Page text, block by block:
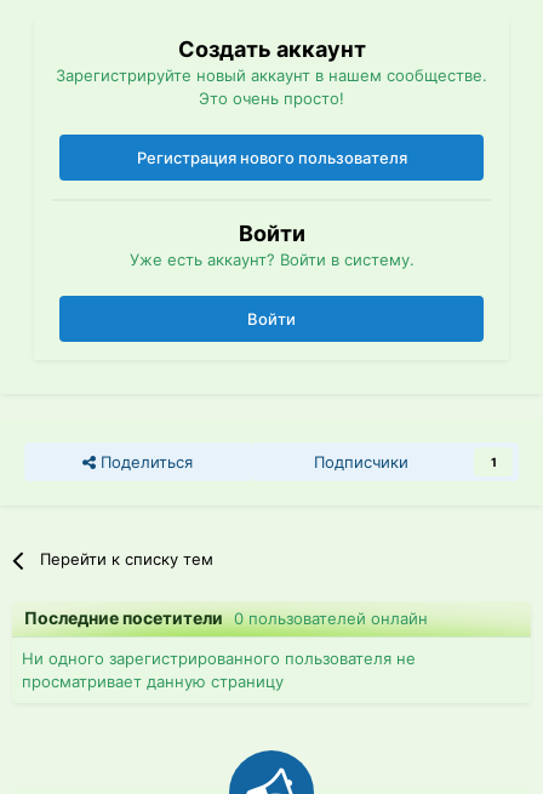
Создать аккаунт
Зарегистрируйте новый аккаунт в нашем сообществе.
Это очень просто!
Регистрация нового пользователя
Войти
Уже есть аккаунт? Войти в систему.
Войти
Поделиться Подписчики 1
Перейти к списку тем
Последние посетители0 пользователей онлайн
Ни одного зарегистрированного пользователя не
просматривает данную страницу